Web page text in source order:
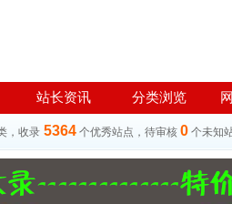
站长资讯 分类浏览
，收录 5364 个优秀站点，待审核 0 个未知